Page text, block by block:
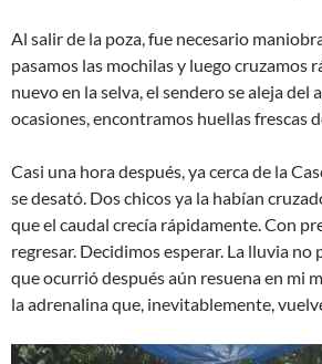
Al salir de la poza, fue necesario
pasamos las mochilas y luego cruzamos
nuevo en la selva, el sendero se aleja del
ocasiones, encontramos huellas frescas
Casi una hora después, ya cerca de la
se desató. Dos chicos ya la habían
que el caudal crecía rápidamente. Con
regresar. Decidimos esperar. La lluvia
que ocurrió después aún resuena en mi
la adrenalina que, inevitablemente,